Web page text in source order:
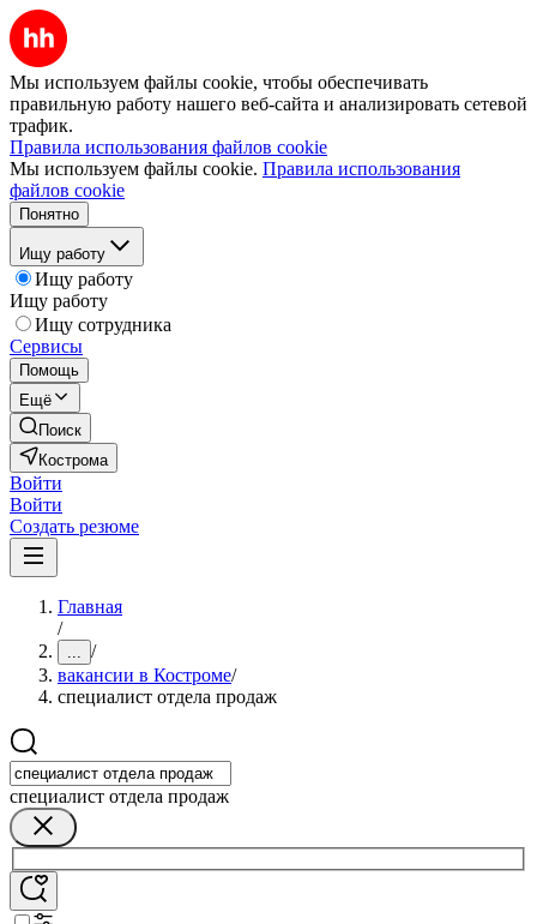
Мы используем файлы cookie, чтобы обеспечивать
правильную работу нашего веб-сайта и анализировать сетевой
трафик.
Правила использования файлов cookie
Мы используем файлы cookie. Правила использования
файлов cookie
Понятно
Ищу работу
Ищу работу
Ищу работу
Ищу сотрудника
Сервисы
Помощь
Ещё
Поиск
Кострома
Войти
Войти
Создать резюме
Главная
/
... /
вакансии в Костроме/
специалист отдела продаж
специалист отдела продаж